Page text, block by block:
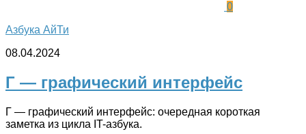
0
Азбука АйТи
08.04.2024
Г — графический интерфейс
Г — графический интерфейс: очередная короткая
заметка из цикла IT-азбука.